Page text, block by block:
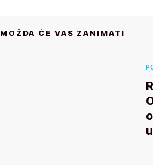
MOŽDA ĆE VAS ZANIMATI